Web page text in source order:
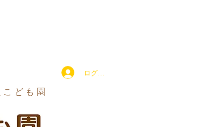
ログイン
ども園